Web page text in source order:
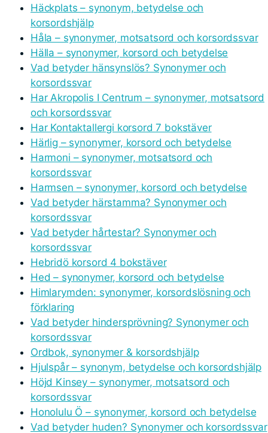
Häckplats – synonym, betydelse och
korsordshjälp
Håla – synonymer, motsatsord och korsordssvar
Hälla – synonymer, korsord och betydelse
Vad betyder hänsynslös? Synonymer och
korsordssvar
Har Akropolis I Centrum – synonymer, motsatsord
och korsordssvar
Har Kontaktallergi korsord 7 bokstäver
Härlig – synonymer, korsord och betydelse
Harmoni – synonymer, motsatsord och
korsordssvar
Harmsen – synonymer, korsord och betydelse
Vad betyder härstamma? Synonymer och
korsordssvar
Vad betyder hårtestar? Synonymer och
korsordssvar
Hebridö korsord 4 bokstäver
Hed – synonymer, korsord och betydelse
Himlarymden: synonymer, korsordslösning och
förklaring
Vad betyder hindersprövning? Synonymer och
korsordssvar
Ordbok, synonymer & korsordshjälp
Hjulspår – synonym, betydelse och korsordshjälp
Höjd Kinsey – synonymer, motsatsord och
korsordssvar
Honolulu Ö – synonymer, korsord och betydelse
Vad betyder huden? Synonymer och korsordssvar